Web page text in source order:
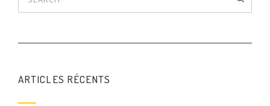
n
a
i
g
ARTICLES RÉCENTS